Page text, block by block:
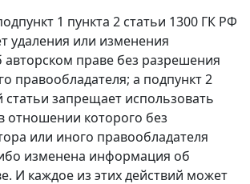
1 пункта 2 статьи 1300 ГК РФ
удаления или изменения
праве без разрешения
правообладателя; а подпункт 2
статьи запрещает использовать
отношении которого без
или иного правообладателя
изменена информация об
И каждое из этих действий может